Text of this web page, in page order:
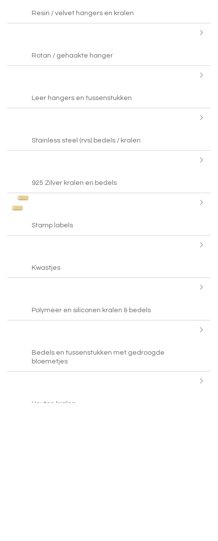
Resin / velvet hangers en kralen
Rotan / gehaakte hanger
Leer hangers en tussenstukken
Stainless steel (rvs) bedels / kralen
925 Zilver kralen en bedels
Stamp labels
Kwastjes
Polymeer en siliconen kralen & bedels
Bedels en tussenstukken met gedroogde
bloemetjes
Houten kralen